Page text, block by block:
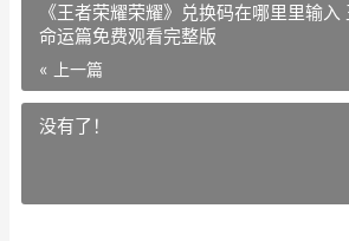
《王者荣耀荣耀》兑换码在哪里里输
命运篇免费观看完整版
« 上一篇
没有了！